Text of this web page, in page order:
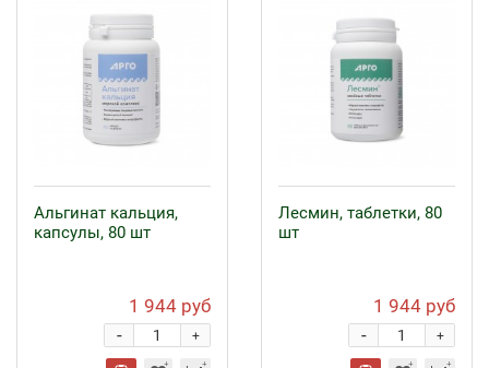
Альгинат кальция,
капсулы, 80 шт
1 944 руб
+
-
Лесмин, таблетки, 80
шт
1 944 руб
+
-